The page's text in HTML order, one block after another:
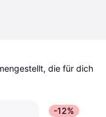
die für dich
-12%